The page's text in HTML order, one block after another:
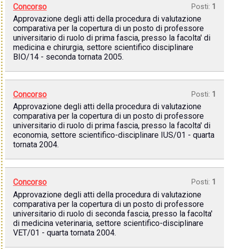
Concorso Posti: 1
Approvazione degli atti della procedura di valutazione
comparativa per la copertura di un posto di professore
universitario di ruolo di prima fascia, presso la facolta' di
medicina e chirurgia, settore scientifico disciplinare
BIO/14 - seconda tornata 2005.
Concorso Posti: 1
Approvazione degli atti della procedura di valutazione
comparativa per la copertura di un posto di professore
universitario di ruolo di prima fascia, presso la facolta' di
economia, settore scientifico-disciplinare IUS/01 - quarta
tornata 2004.
Concorso Posti: 1
Approvazione degli atti della procedura di valutazione
comparativa per la copertura di un posto di professore
universitario di ruolo di seconda fascia, presso la facolta'
di medicina veterinaria, settore scientifico-disciplinare
VET/01 - quarta tornata 2004.